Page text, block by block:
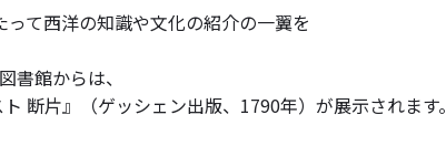
て西洋の知識や文化の紹介の一翼を
書館からは、
断片』（ゲッシェン出版、1790年）が展示されます。